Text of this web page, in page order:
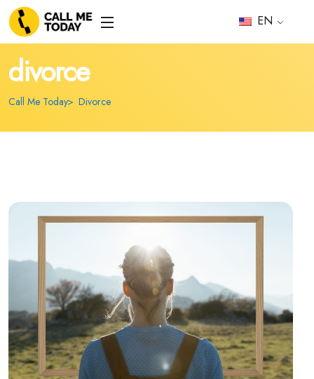
EN
divorce
Call Me Today Divorce